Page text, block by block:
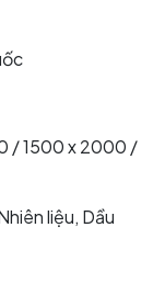
/ 1500 x 2000 /
liệu, Dầu